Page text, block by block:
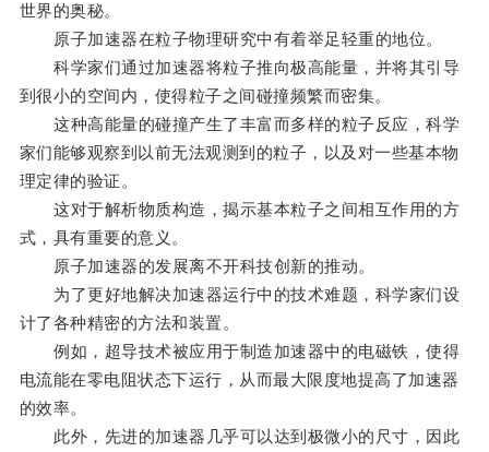
世界的奥秘。
原子加速器在粒子物理研究中有着举足轻重的地位。
科学家们通过加速器将粒子推向极高能量，并将其引导
到很小的空间内，使得粒子之间碰撞频繁而密集。
这种高能量的碰撞产生了丰富而多样的粒子反应，科学
家们能够观察到以前无法观测到的粒子，以及对一些基本物
理定律的验证。
这对于解析物质构造，揭示基本粒子之间相互作用的方
式，具有重要的意义。
原子加速器的发展离不开科技创新的推动。
为了更好地解决加速器运行中的技术难题，科学家们设
计了各种精密的方法和装置。
例如，超导技术被应用于制造加速器中的电磁铁，使得
电流能在零电阻状态下运行，从而最大限度地提高了加速器
的效率。
此外，先进的加速器几乎可以达到极微小的尺寸，因此